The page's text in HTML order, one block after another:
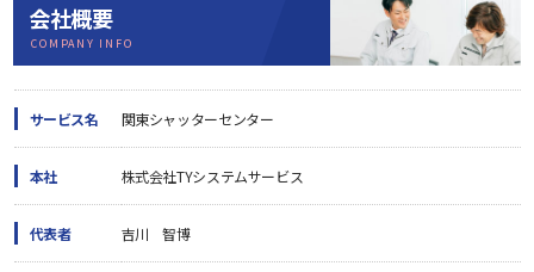
会社概要
COMPANY INFO
サービス名 関東シャッターセンター
本社 株式会社TYシステムサービス
代表者 吉川 智博